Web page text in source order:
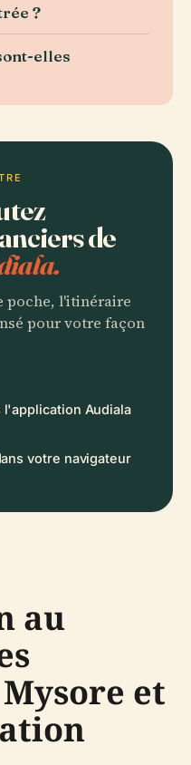
?
elles
de
poche, l'itinéraire
pour votre façon
l'application Audiala
votre navigateur
au
et